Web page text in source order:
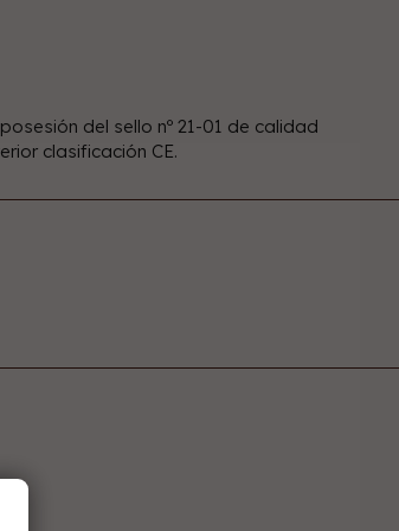
del sello nº 21-01 de calidad
clasificación CE.